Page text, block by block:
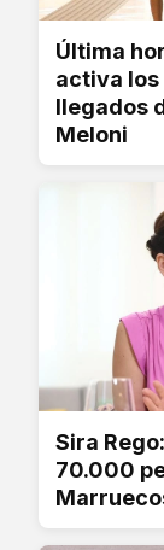
Última
activa
llegados
Meloni
Sira
70.000